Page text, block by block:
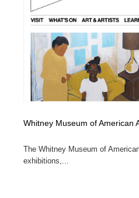
Whitney Museum of American
The Whitney Museum of
exhibitions,...